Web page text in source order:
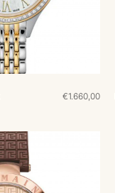
€1.660,00